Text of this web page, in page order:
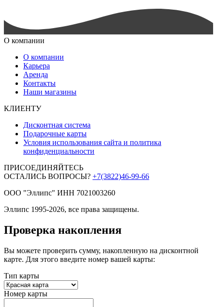
О компании
О компании
Карьера
Аренда
Контакты
Наши магазины
КЛИЕНТУ
Дисконтная система
Подарочные карты
Условия использования сайта и политика
конфиденциальности
ПРИСОЕДИНЯЙТЕСЬ
ОСТАЛИСЬ ВОПРОСЫ? +7(3822)46-99-66
ООО "Эллипс" ИНН 7021003260
Эллипс 1995-2026, все права защищены.
Проверка накопления
Вы можете проверить сумму, накопленную на дисконтной
карте. Для этого введите номер вашей карты:
Тип карты
Номер карты